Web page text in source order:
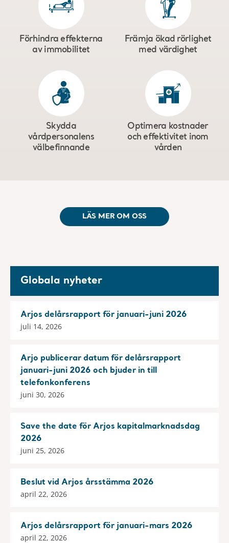
Förhindra effekterna
av immobilitet
Främja ökad rörlighet
med värdighet
Skydda
vårdpersonalens
välbefinnande
Optimera kostnader
och effektivitet inom
vården
LÄS MER OM OSS
Globala nyheter
Arjos delårsrapport för januari-juni 2026
juli 14, 2026
Arjo publicerar datum för delårsrapport
januari-juni 2026 och bjuder in till
telefonkonferens
juni 30, 2026
Save the date för Arjos kapitalmarknadsdag
2026
juni 25, 2026
Beslut vid Arjos årsstämma 2026
april 22, 2026
Arjos delårsrapport för januari-mars 2026
april 22, 2026